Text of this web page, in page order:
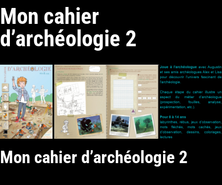
Mon cahier
d’archéologie 2
Mon cahier d’archéologie 2